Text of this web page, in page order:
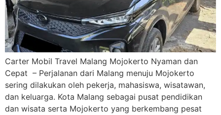
Carter Mobil Travel Malang Mojokerto Nyaman dan
Cepat – Perjalanan dari Malang menuju Mojokerto
sering dilakukan oleh pekerja, mahasiswa, wisatawan,
dan keluarga. Kota Malang sebagai pusat pendidikan
dan wisata serta Mojokerto yang berkembang pesat